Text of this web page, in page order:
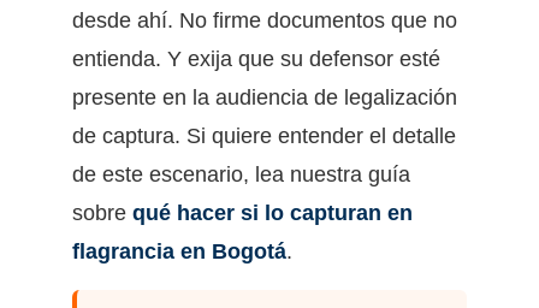
desde ahí. No firme documentos que no
entienda. Y exija que su defensor esté
presente en la audiencia de legalización
de captura. Si quiere entender el detalle
de este escenario, lea nuestra guía
sobre qué hacer si lo capturan en
flagrancia en Bogotá.